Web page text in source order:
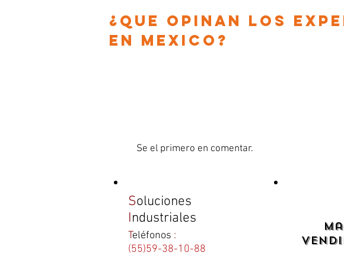
¿que opinan los
en Mexico?
Se el primero en comentar.
Soluciones
Industriales
Teléfonos :
(55)59-38-10-88